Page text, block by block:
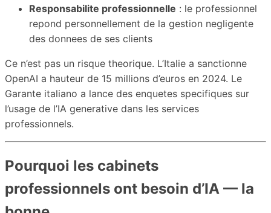
Responsabilite professionnelle : le professionnel
repond personnellement de la gestion negligente
des donnees de ses clients
Ce n’est pas un risque theorique. L’Italie a sanctionne
OpenAI a hauteur de 15 millions d’euros en 2024. Le
Garante italiano a lance des enquetes specifiques sur
l’usage de l’IA generative dans les services
professionnels.
Pourquoi les cabinets
professionnels ont besoin d’IA — la